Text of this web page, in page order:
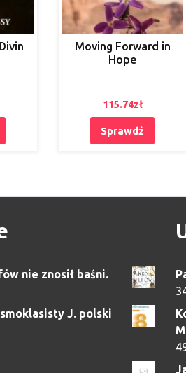
Moving Forward in
Hope
115.74zł
Sprawdź
nie znosił baśni.
J. polski